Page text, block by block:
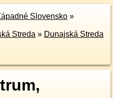
Slovensko »
Streda » Dunajská Streda